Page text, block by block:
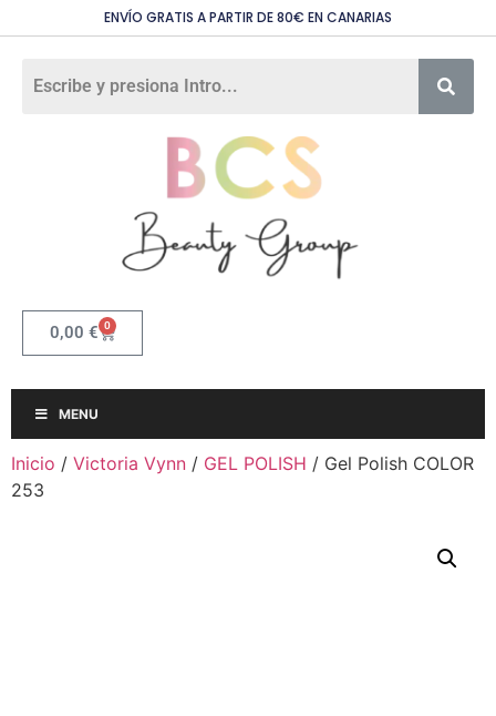
ENVÍO GRATIS A PARTIR DE 80€ EN CANARIAS
0,00 € 0
MENU
Inicio / Victoria Vynn / GEL POLISH / Gel Polish COLOR
253